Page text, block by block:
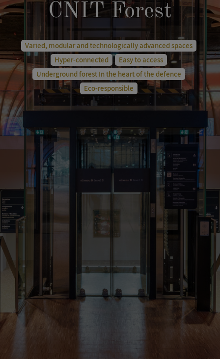
CNIT Forest
Varied, modular and technologically advanced spaces
Hyper-connected
Easy to access
Underground forest In the heart of the defence
Eco-responsible